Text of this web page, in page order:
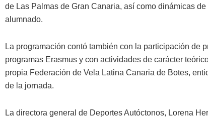
de Las Palmas de Gran Canaria, así como dinámicas
alumnado.
La programación contó también con la participación de
programas Erasmus y con actividades de carácter
propia Federación de Vela Latina Canaria de Botes,
de la jornada.
La directora general de Deportes Autóctonos, Lorena